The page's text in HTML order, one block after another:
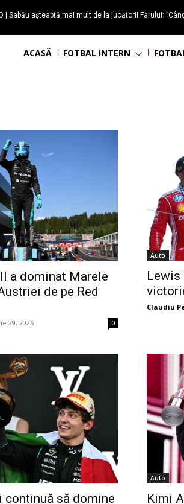
| Sabău așteaptă mai mult de la jucătorii Farului:
ACASĂ FOTBAL INTERN
a dominat Marele
de pe Red
29, 2026 0
Auto
Lewis
Claudiu
continuă să domine
Auto
Kimi